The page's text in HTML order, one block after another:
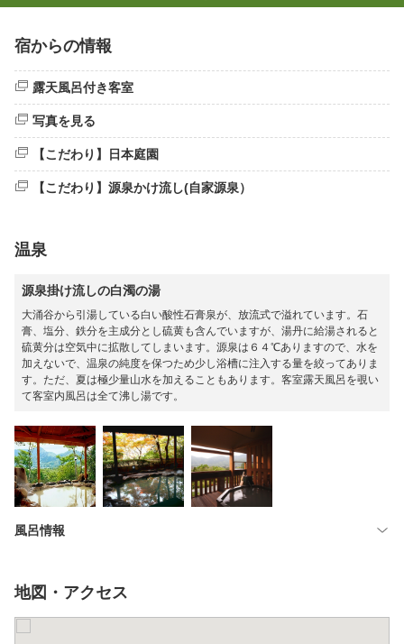
宿からの情報
露天風呂付き客室
写真を見る
【こだわり】日本庭園
【こだわり】源泉かけ流し(自家源泉）
温泉
源泉掛け流しの白濁の湯
大涌谷から引湯している白い酸性石膏泉が、放流式で溢れています。石
膏、塩分、鉄分を主成分とし硫黄も含んでいますが、湯丹に給湯されると
硫黄分は空気中に拡散してしまいます。源泉は６４℃ありますので、水を
加えないで、温泉の純度を保つため少し浴槽に注入する量を絞ってありま
す。ただ、夏は極少量山水を加えることもあります。客室露天風呂を覗い
て客室内風呂は全て沸し湯です。
風呂情報
地図・アクセス